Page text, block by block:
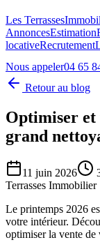
Les Terrasses
AnnoncesEstimation
locativeRecrutement
Nous appeler04 65
Retour au blog
Optimiser
grand
11 juin 2026
Terrasses Immobilier
Le printemps 2026
votre intérieur.
optimiser la vente